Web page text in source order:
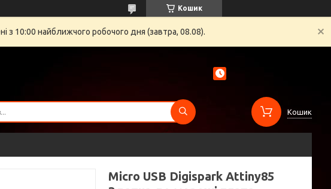
Кошик
з 10:00 найближчого робочого дня (завтра, 08.08).
Кошик
Micro USB Digispark Attiny85